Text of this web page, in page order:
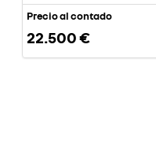
Precio al contado
22.500 €